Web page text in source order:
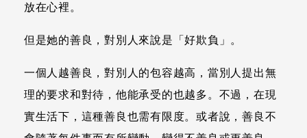
放在心裡。
但是她的善良，對別人來說是「好欺負」。
一個人越善良，對別人的包容越高，當別人提出無
理的要求和對待，他能承受的也越多。不過，在現
實生活下，這種善良也需有限度。或者說，善良不